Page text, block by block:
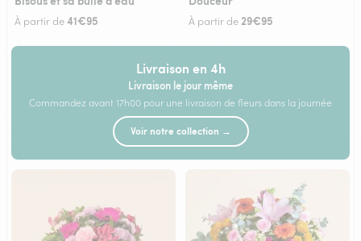
À partir de41€95 À partir de 29€95
Livraison en 4h
Livraison le jour même
Commandez avant 17h00 pour une livraison de fleurs dans la journée
Voir notre collection →